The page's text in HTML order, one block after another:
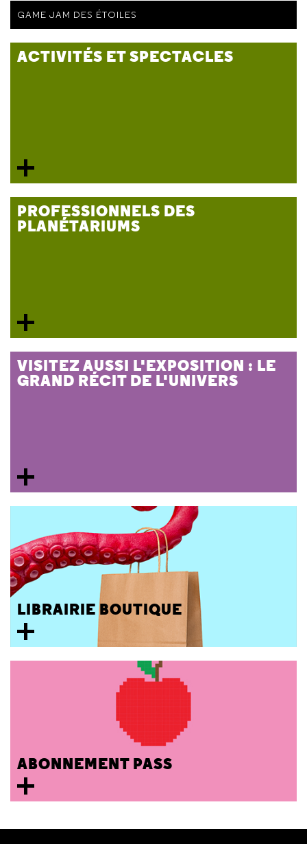
GAME JAM DES ÉTOILES
ACTIVITÉS ET SPECTACLES
PROFESSIONNELS DES
PLANÉTARIUMS
VISITEZ AUSSI L'EXPOSITION : LE
GRAND RÉCIT DE L'UNIVERS
LIBRAIRIE BOUTIQUE
ABONNEMENT PASS